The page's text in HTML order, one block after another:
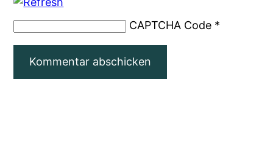
CAPTCHA Code *